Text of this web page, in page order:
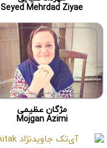
Seyed Mehrdad Ziyae
مژگان عظیمی
Mojgan Azimi